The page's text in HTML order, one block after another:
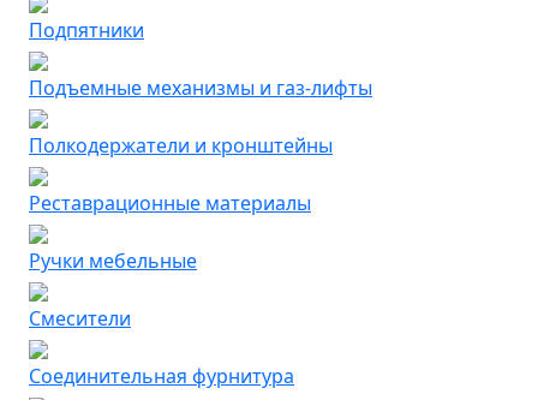
Подпятники
Подъемные механизмы и газ-лифты
Полкодержатели и кронштейны
Реставрационные материалы
Ручки мебельные
Смесители
Соединительная фурнитура